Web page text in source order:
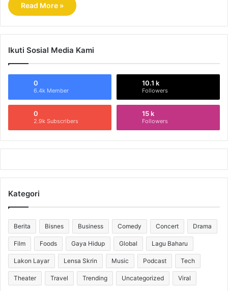
Read More »
Ikuti Sosial Media Kami
0
6.4k Member
10.1 k
Followers
0
2.9k Subscribers
15 k
Followers
Kategori
Berita Bisnes Business Comedy Concert Drama
Film Foods Gaya Hidup Global Lagu Baharu
Lakon Layar Lensa Skrin Music Podcast Tech
Theater Travel Trending Uncategorized Viral